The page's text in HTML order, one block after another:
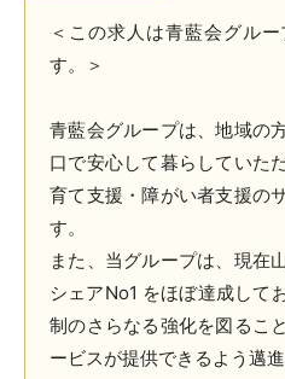
＜この求人は青藍会グル
す。＞
青藍会グループは、地域の
口で安心して暮らしていた
育て支援・障がい者支援の
す。
また、当グループは、現在
シェアNo1 をほぼ達成して
制のさらなる強化を図るこ
ービスが提供できるよう邁進